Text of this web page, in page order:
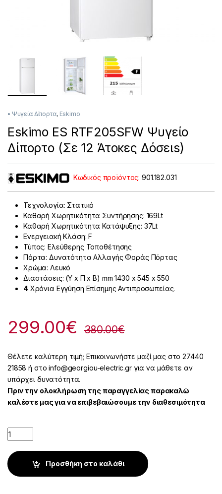
• Ψυγεία Δίπορτα, Eskimo
Eskimo ES RTF205SFW Ψυγείο
Δίπορτο (Σε 12 Άτοκες Δόσειs)
Κωδικός προϊόντος:901.182.031
Τεχνολογία: Στατικό
Καθαρή Χωρητικότητα Συντήρησης: 169Lt
Καθαρή Χωρητικότητα Κατάψυξης: 37Lt
Ενεργειακή Κλάση: F
Τύπος: Ελεύθερης Τοποθέτησης
Πόρτα: Δυνατότητα Αλλαγής Φοράς Πόρτας
Χρώμα: Λευκό
Διαστάσεις: (Υ x Π x Β) mm 1430 x 545 x 550
4Χρόνια Εγγύηση Επίσημης Αντιπροσωπείας.
299.00€ 380.00€
Θέλετε καλύτερη τιμή; Επικοινωνήστε μαζί μας στο 27440
21858 ή στο info@georgiou-electric.gr για να μάθετε αν
υπάρχει δυνατότητα.
Πριν την ολοκλήρωση της παραγγελίας παρακαλώ
καλέστε μας για να επιβεβαιώσουμε την διαθεσιμότητα
Quantity
Προσθήκη στο καλάθι